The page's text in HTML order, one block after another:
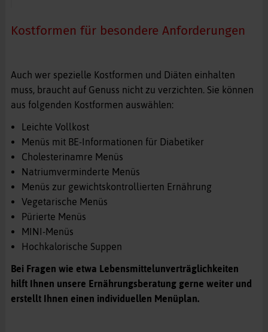
Kostformen für besondere Anforderungen
Auch wer spezielle Kostformen und Diäten einhalten
muss, braucht auf Genuss nicht zu verzichten. Sie können
aus folgenden Kostformen auswählen:
Leichte Vollkost
Menüs mit BE-Informationen für Diabetiker
Cholesterinamre Menüs
Natriumverminderte Menüs
Menüs zur gewichtskontrollierten Ernährung
Vegetarische Menüs
Pürierte Menüs
MINI-Menüs
Hochkalorische Suppen
Bei Fragen wie etwa Lebensmittelunverträglichkeiten
hilft Ihnen unsere Ernährungsberatung gerne weiter und
erstellt Ihnen einen individuellen Menüplan.